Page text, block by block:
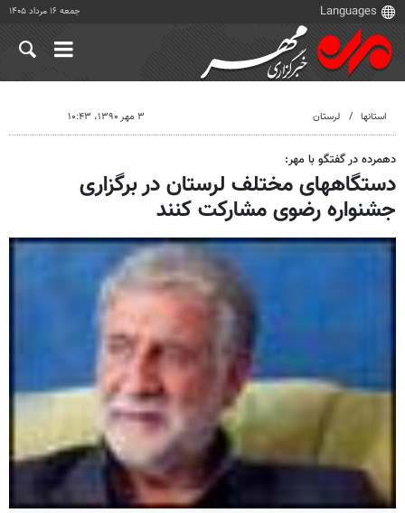
جمعه ۱۶ مرداد ۱۴۰۵
استانها لرستان ۳ مهر ۱۳۹۰، ۱۰:۴۳
دهمرده در گفتگو با مهر:
دستگاههای مختلف لرستان در برگزاری
جشنواره رضوی مشارکت کنند